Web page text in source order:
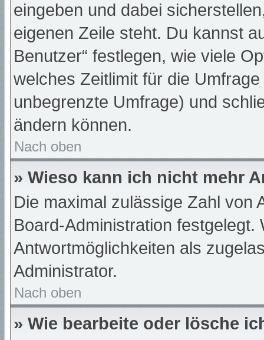
eingeben und dabei
eigenen Zeile steht. Du kannst
Benutzer“ festlegen, wie viele
welches Zeitlimit für die
unbegrenzte Umfrage) und
ändern können.
Nach oben
» Wieso kann ich nicht mehr
Die maximal zulässige Zahl von
Board-Administration festgelegt.
Antwortmöglichkeiten als
Administrator.
Nach oben
» Wie bearbeite oder lösche